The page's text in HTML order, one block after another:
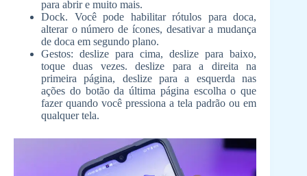
para abrir e muito mais.
Dock. Você pode habilitar rótulos para doca,
alterar o número de ícones, desativar a mudança
de doca em segundo plano.
Gestos: deslize para cima, deslize para baixo,
toque duas vezes. deslize para a direita na
primeira página, deslize para a esquerda nas
ações do botão da última página escolha o que
fazer quando você pressiona a tela padrão ou em
qualquer tela.